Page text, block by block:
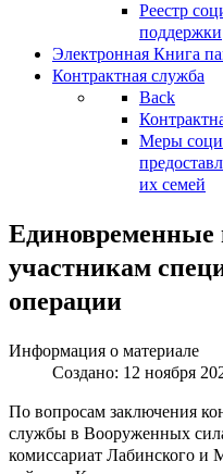
Реестр
поддержки
Электронная Книга
Контрактная служба
Back
Меры
их семей
участникам
операции
Информация о материале
Создано: 12 ноября
По вопросам заключения
службы в Вооруженных
комиссариат Лабинского и